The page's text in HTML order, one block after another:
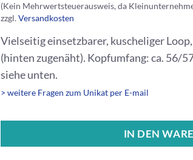
(Kein Mehrwertsteuerausweis, da
zzgl.Versandkosten
Vielseitig einsetzbarer, kuscheliger
(hinten zugenäht). Kopfumfang: ca. 56/
siehe unten.
> weitere Fragen zum Unikat per E-mail
IN DEN